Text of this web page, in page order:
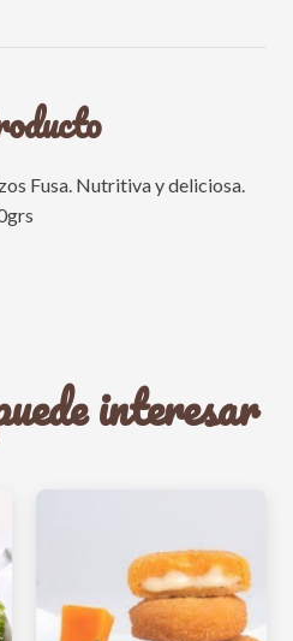
Fusa. Nutritiva y deliciosa.
interesar